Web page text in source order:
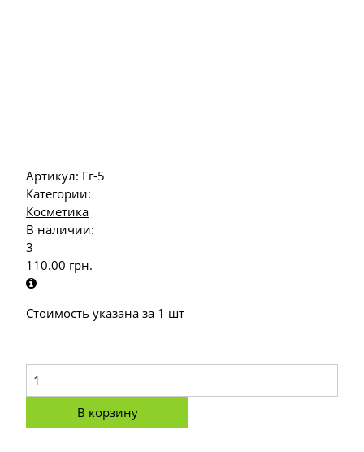
Артикул: Гг-5
Категории:
Косметика
В наличии:
3
110.00 грн.
Стоимость указана за 1 шт
В корзину